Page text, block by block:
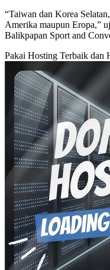
“Taiwan dan Korea
Amerika maupun Eropa,”
Balikpapan Sport and
Pakai Hosting Terbaik dan